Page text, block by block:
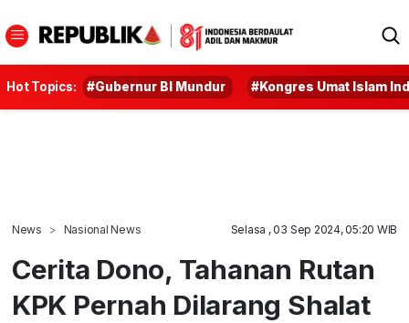
Hot Topics: #Gubernur BI Mundur #Kongres Umat Islam
News Nasional News Selasa , 03 Sep 2024, 05:20 WIB
Cerita Dono, Tahanan Rutan
KPK Pernah Dilarang Shalat